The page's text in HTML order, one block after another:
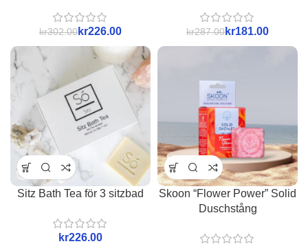
kr302.00kr226.00 kr287.00kr181.00
Sitz Bath Tea för 3 sitzbad
kr
Skoon “Flower Power” Solid
Duschstång